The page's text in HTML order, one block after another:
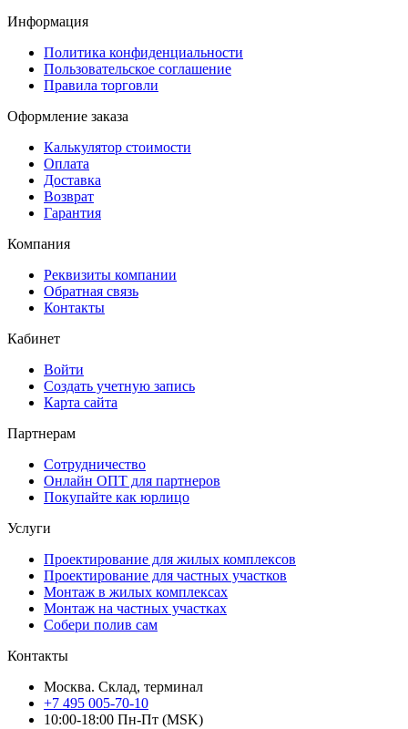
Информация
Политика конфиденциальности
Пользовательское соглашение
Правила торговли
Оформление заказа
Калькулятор стоимости
Оплата
Доставка
Возврат
Гарантия
Компания
Реквизиты компании
Обратная связь
Контакты
Кабинет
Войти
Создать учетную запись
Карта сайта
Партнерам
Сотрудничество
Онлайн ОПТ для партнеров
Покупайте как юрлицо
Услуги
Проектирование для жилых комплексов
Проектирование для частных участков
Монтаж в жилых комплексах
Монтаж на частных участках
Собери полив сам
Контакты
Москва. Склад, терминал
+7 495 005-70-10
10:00-18:00 Пн-Пт (MSK)